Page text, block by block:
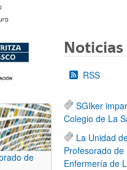
de
Noticias
RSS
SGIker
Colegio de La
La Unidad
Profesorado
Enfermería de